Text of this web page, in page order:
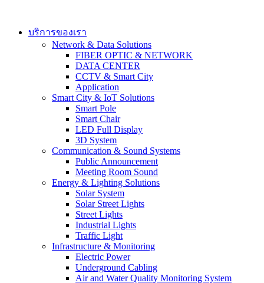
contentบริการของเรา
Network & Data Solutions
FIBER OPTIC & NETWORK​
DATA CENTER
CCTV & Smart City
Application
Smart City & IoT Solutions
Smart Pole
Smart Chair
LED Full Display
3D System
Communication & Sound Systems
Public Announcement
Meeting Room Sound
Energy & Lighting Solutions
Solar System
Solar Street Lights
Street Lights
Industrial Lights
Traffic Light
Infrastructure & Monitoring
Electric Power
Underground Cabling
Air and Water Quality Monitoring System